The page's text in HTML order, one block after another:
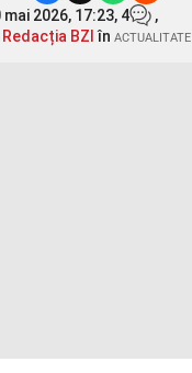
mai 2026, 17:23, 4
,
Redacția BZI în ACTUALITATE